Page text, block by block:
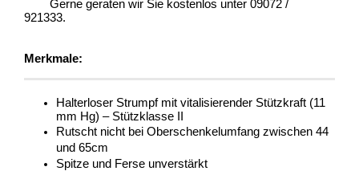
921333.
Merkmale:
Halterloser Strumpf mit vitalisierender Stützkraft (11
mm Hg) – Stützklasse II
Rutscht nicht bei Oberschenkelumfang zwischen 44
und 65cm
Spitze und Ferse unverstärkt